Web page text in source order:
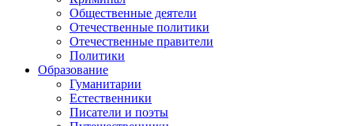
Общественные деятели
Отечественные политики
Отечественные правители
Политики
Образование
Гуманитарии
Естественники
Писатели и поэты